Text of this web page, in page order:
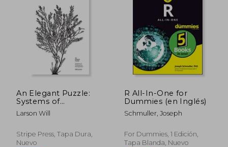
45%
dcto. dcto.
An Elegant Puzzle:
Systems of
Engineering
Management (en
Larson Will
Stripe Press, Tapa Dura,
Nuevo
R All-In-One for
Dummies (en Inglés)
Schmuller, Joseph
For Dummies, 1 Edición,
Tapa Blanda, Nuevo